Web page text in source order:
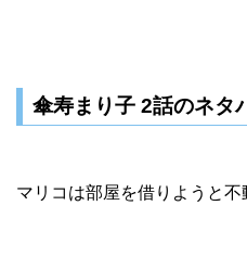
傘寿まり子 2話のネタ
マリコは部屋を借りようと不